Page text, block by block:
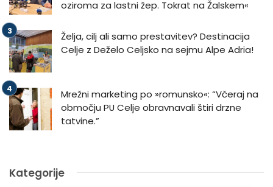
oziroma za lastni žep. Tokrat na Žalskem«
Želja, cilj ali samo prestavitev? Destinacija
Celje z Deželo Celjsko na sejmu Alpe Adria!
Mrežni marketing po »romunsko«: “Včeraj na
območju PU Celje obravnavali štiri drzne
tatvine.”
Kategorije